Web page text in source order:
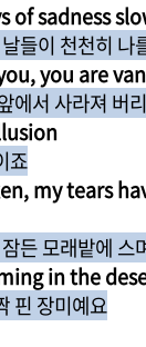
of sadness
들이 천천히 나
you are
에서 사라져 버
죠
my tears
든 모래밭에 스
in the
핀 장미예요